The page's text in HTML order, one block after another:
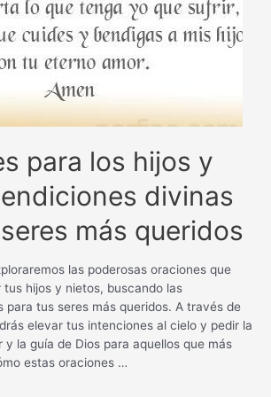
para los hijos y
divinas
más queridos
las poderosas oraciones que
hijos y nietos, buscando las
para tus seres más queridos. A través de
elevar tus intenciones al cielo y pedir la
y la guía de Dios para aquellos que más
estas oraciones …